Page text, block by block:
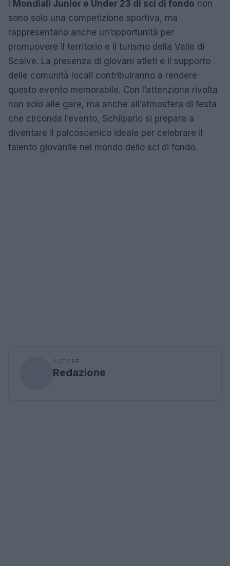
Mondiali Junior e Under 23 di sci di fondo non
sono solo una competizione sportiva, ma
rappresentano anche un’opportunità per
promuovere il territorio e il turismo della Valle di
Scalve. La presenza di giovani atleti e il supporto
delle comunità locali contribuiranno a rendere
questo evento memorabile. Con l’attenzione rivolta
non solo alle gare, ma anche all’atmosfera di festa
che circonda l’evento, Schilpario si prepara a
diventare il palcoscenico ideale per celebrare il
talento giovanile nel mondo dello sci di fondo.
AUTORE
Redazione